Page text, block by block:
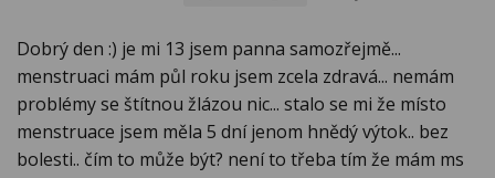
Dobrý den :) je mi 13 jsem panna samozřejmě...
menstruaci mám půl roku jsem zcela zdravá... nemám
problémy se štítnou žlázou nic... stalo se mi že místo
menstruace jsem měla 5 dní jenom hnědý výtok.. bez
bolesti.. čím to může být? není to třeba tím že mám ms